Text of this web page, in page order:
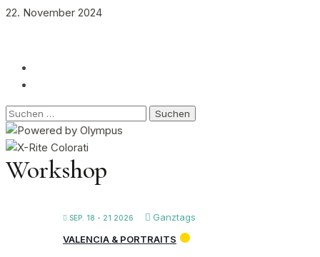
22. November 2024
Suchen
nach:
Workshop
SEP. 18 - 21 2026
Ganztags
VALENCIA & PORTRAITS